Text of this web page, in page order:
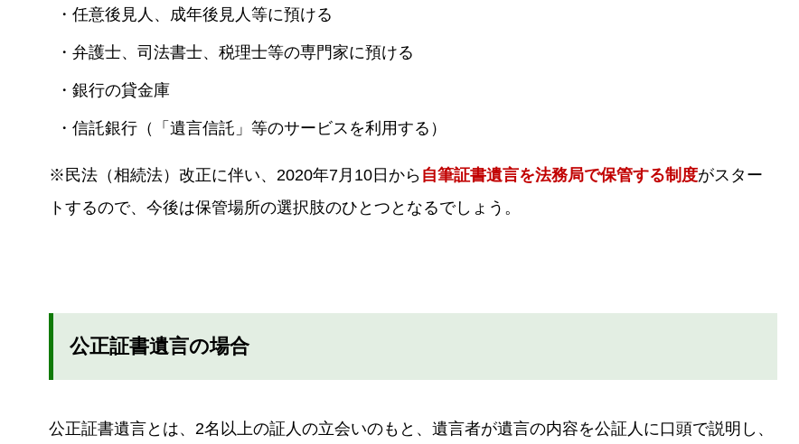
・任意後見人、成年後見人等に預ける
・弁護士、司法書士、税理士等の専門家に預ける
・銀行の貸金庫
・信託銀行（「遺言信託」等のサービスを利用する）
※民法（相続法）改正に伴い、2020年7月10日から 自筆証書遺言を法務局で保管する制度がスター
トするので、今後は保管場所の選択肢のひとつとなるでしょう。
公正証書遺言の場合
公正証書遺言とは、2名以上の証人の立会いのもと、遺言者が遺言の内容を公証人に口頭で説明し、